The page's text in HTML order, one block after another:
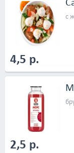
с
4,5 р.
2,5 р.